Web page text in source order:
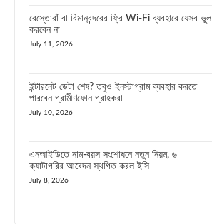
রেস্তোরাঁ বা বিমানবন্দরের ফ্রি Wi-Fi ব্যবহারে যেসব ভুল
করবেন না
July 11, 2026
ইন্টারনেট ডেটা শেষ? তবুও ইনস্টাগ্রাম ব্যবহার করতে
পারবেন গ্রামীণফোন গ্রাহকরা
July 10, 2026
এনআইডিতে নাম-বয়স সংশোধনে নতুন নিয়ম, ৬
ক্যাটাগরির আবেদন স্থগিত করল ইসি
July 8, 2026